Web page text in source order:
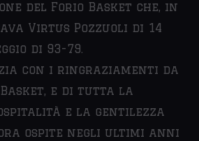
del Forio Basket che, in
Virtus Pozzuoli di 14
di 93-79.
con i ringraziamenti da
e di tutta la
e la gentilezza
ospite negli ultimi anni